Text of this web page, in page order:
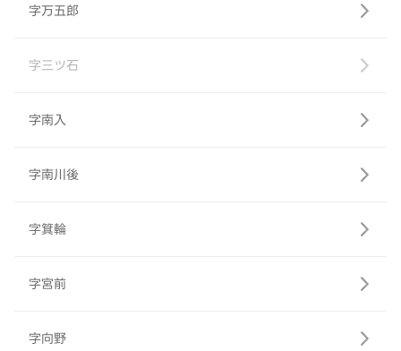
字万五郎
字三ツ石
字南入
字南川後
字箕輪
字宮前
字向野